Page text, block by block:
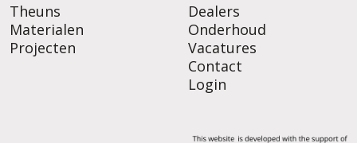
Theuns
Materialen
Projecten
Dealers
Onderhoud
Vacatures
Contact
Login